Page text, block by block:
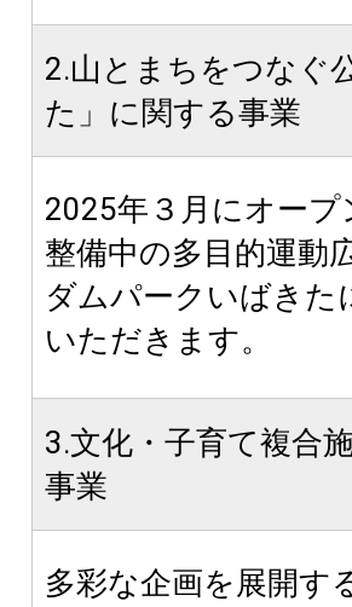
2.山とまちをつなぐ
た」に関する事業
2025年３月にオー
整備中の多目的運動
ダムパークいばきた
いただきます。
3.文化・子育て複合
事業
多彩な企画を展開す